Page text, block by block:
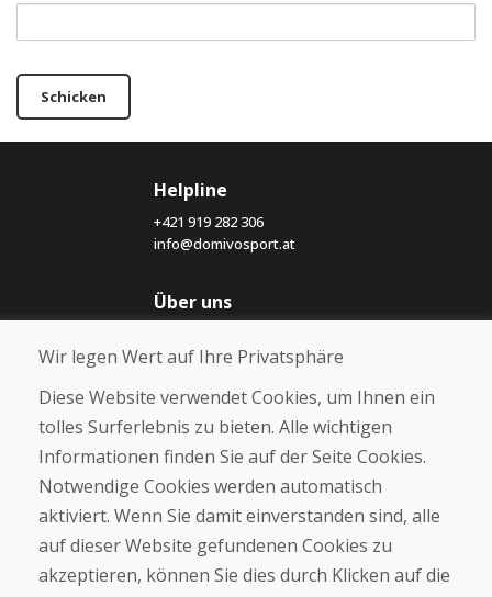
Schicken
Helpline
+421 919 282 306
info@domivosport.at
Über uns
Über uns
Kontakt
Kaufen
E-Shop
Geschäftsbedingungen
Zahlung
Beschwerde
Wir legen Wert auf Ihre Privatsphäre
Diese Website verwendet Cookies, um Ihnen ein
tolles Surferlebnis zu bieten. Alle wichtigen
Informationen finden Sie auf der Seite Cookies.
Notwendige Cookies werden automatisch
aktiviert. Wenn Sie damit einverstanden sind, alle
auf dieser Website gefundenen Cookies zu
akzeptieren, können Sie dies durch Klicken auf die